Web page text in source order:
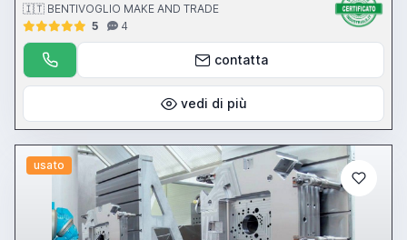
🇮🇹 BENTIVOGLIO MAKE AND TRADE
5
4
contatta
vedi di più
usato